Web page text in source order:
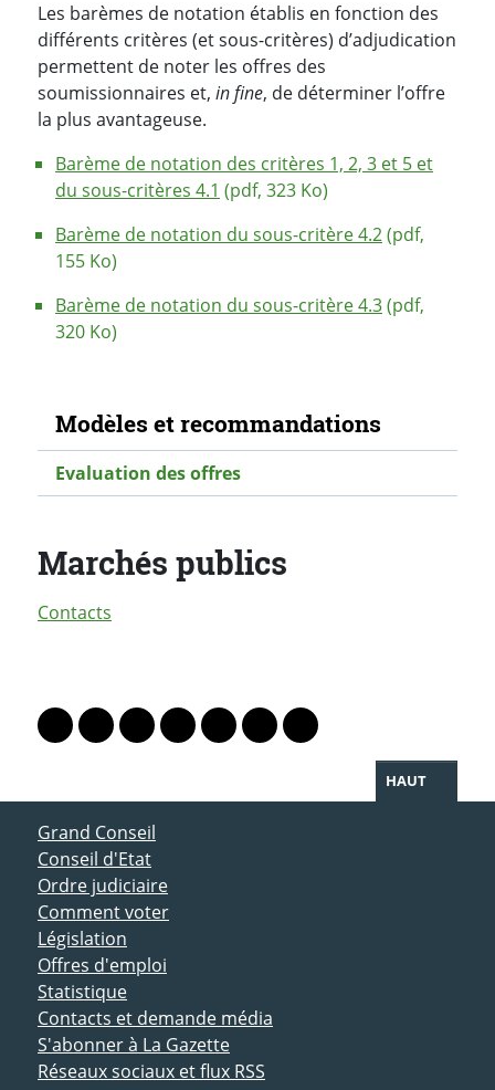
Les barèmes de notation établis en fonction des
différents critères (et sous-critères) d’adjudication
permettent de noter les offres des
soumissionnaires et, in fine, de déterminer l’offre
la plus avantageuse.
Barème de notation des critères 1, 2, 3 et 5 et
du sous-critères 4.1 (pdf, 323 Ko)
Barème de notation du sous-critère 4.2(pdf,
155 Ko)
Barème de notation du sous-critère 4.3(pdf,
320 Ko)
Navigation secondaire
Modèles et recommandations
Evaluation des offres
Marchés publics
Contacts
Lien vers le profil Mastodon
Lien vers le profil Bluesky
Lien vers le profil Instagram
Lien vers le profil Linkedin
Lien vers le profil Facebook
Lien vers le profil Twitter
Partager par WhatsApp
HAUT
ACCÈS DIRECT
Grand Conseil
Conseil d'Etat
Ordre judiciaire
Comment voter
Législation
Offres d'emploi
Statistique
Contacts et demande média
S'abonner à La Gazette
Réseaux sociaux et flux RSS